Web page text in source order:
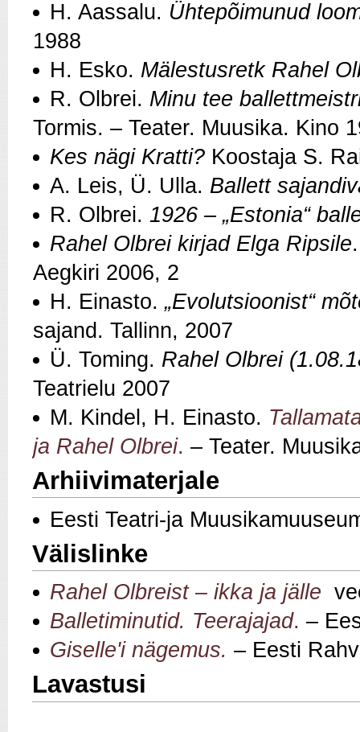
H. Aassalu. Ühtepõimunud
1988
H. Esko. Mälestusretk Rahel
R. Olbrei. Minu tee
Tormis. – Teater. Muusika. Kino
Kes nägi Kratti? Koostaja S.
A. Leis, Ü. Ulla. Ballett
R. Olbrei. 1926 – „Estonia“
Rahel Olbrei kirjad Elga Ripsile
Aegkiri 2006, 2
H. Einasto. „Evolutsioonist“
sajand. Tallinn, 2007
Ü. Toming. Rahel Olbrei
Teatrielu 2007
M. Kindel, H. Einasto.
ja Rahel Olbrei. – Teater.
Arhiivimaterjale
Eesti Teatri-ja
Välislinke
Rahel Olbreist – ikka ja jälle
Balletiminutid. Teerajajad. –
Giselle'i nägemus. – Eesti
Lavastusi